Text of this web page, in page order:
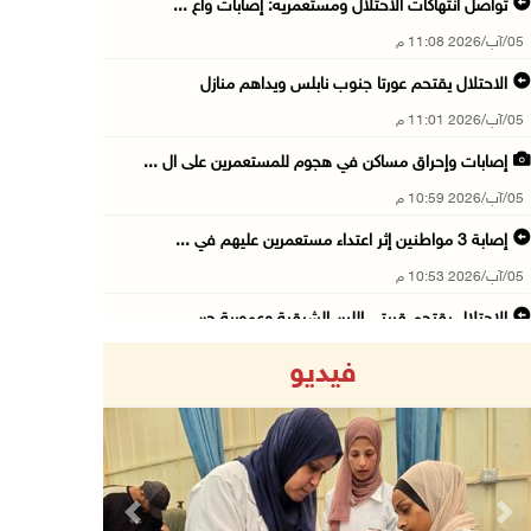
تواصل انتهاكات الاحتلال ومستعمريه: إصابات واع ...
05/آب/2026 11:08 م
الاحتلال يقتحم عورتا جنوب نابلس ويداهم منازل
05/آب/2026 11:01 م
إصابات وإحراق مساكن في هجوم للمستعمرين على ال ...
05/آب/2026 10:59 م
إصابة 3 مواطنين إثر اعتداء مستعمرين عليهم في ...
05/آب/2026 10:53 م
الاحتلال يقتحم قريتي اللبن الشرقية وعمورية جن ...
مستعمرون يقتحمون بيت فجار جنوب بيت لحم
05/آب/2026 10:19 م
فيديو
Previous Next